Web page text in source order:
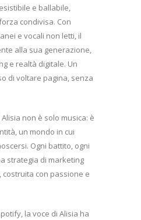
e ballabile,
condivisa. Con
e vocali non letti, il
alla sua generazione,
e realtà digitale. Un
di voltare pagina, senza
non è solo musica: è
un mondo in cui
Ogni battito, ogni
strategia di marketing
costruita con passione e
la voce di Alisia ha